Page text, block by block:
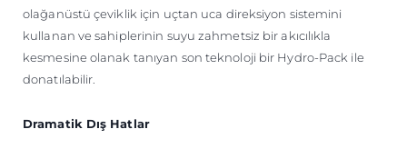
olağanüstü çeviklik için uçtan uca direksiyon sistemini
kullanan ve sahiplerinin suyu zahmetsiz bir akıcılıkla
kesmesine olanak tanıyan son teknoloji bir Hydro-Pack ile
donatılabilir.
Dramatik Dış Hatlar